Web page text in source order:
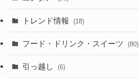
トレンド情報 (18)
フード・ドリンク・スイーツ (80)
引っ越し (6)